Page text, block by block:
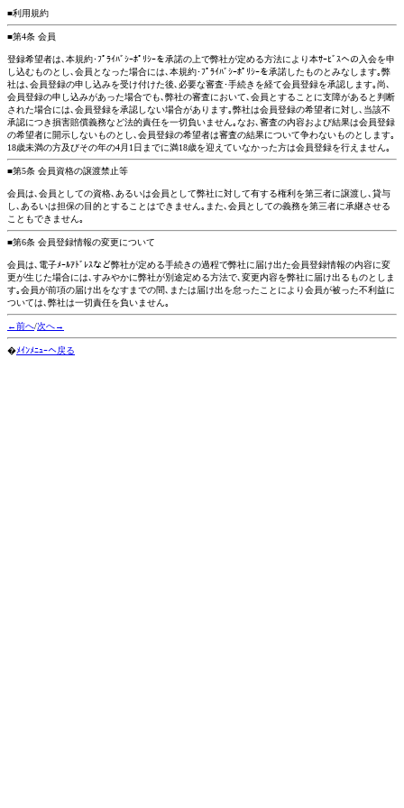
■利用規約
■第4条 会員
登録希望者は､本規約･ﾌﾟﾗｲﾊﾞｼｰﾎﾟﾘｼｰを承諾の上で弊社が定める方法により本ｻｰﾋﾞｽへの入会を申
し込むものとし､会員となった場合には､本規約･ﾌﾟﾗｲﾊﾞｼｰﾎﾟﾘｼｰを承諾したものとみなします｡弊
社は､会員登録の申し込みを受け付けた後､必要な審査･手続きを経て会員登録を承認します｡尚､
会員登録の申し込みがあった場合でも､弊社の審査において､会員とすることに支障があると判断
された場合には､会員登録を承認しない場合があります｡弊社は会員登録の希望者に対し､当該不
承認につき損害賠償義務など法的責任を一切負いません｡なお､審査の内容および結果は会員登録
の希望者に開示しないものとし､会員登録の希望者は審査の結果について争わないものとします｡
18歳未満の方及びその年の4月1日までに満18歳を迎えていなかった方は会員登録を行えません｡
■第5条 会員資格の譲渡禁止等
会員は､会員としての資格､あるいは会員として弊社に対して有する権利を第三者に譲渡し､貸与
し､あるいは担保の目的とすることはできません｡また､会員としての義務を第三者に承継させる
こともできません｡
■第6条 会員登録情報の変更について
会員は､電子ﾒｰﾙｱﾄﾞﾚｽなど弊社が定める手続きの過程で弊社に届け出た会員登録情報の内容に変
更が生じた場合には､すみやかに弊社が別途定める方法で､変更内容を弊社に届け出るものとしま
す｡会員が前項の届け出をなすまでの間､または届け出を怠ったことにより会員が被った不利益に
ついては､弊社は一切責任を負いません｡
←前へ/次へ→
�ﾒｲﾝﾒﾆｭｰへ戻る